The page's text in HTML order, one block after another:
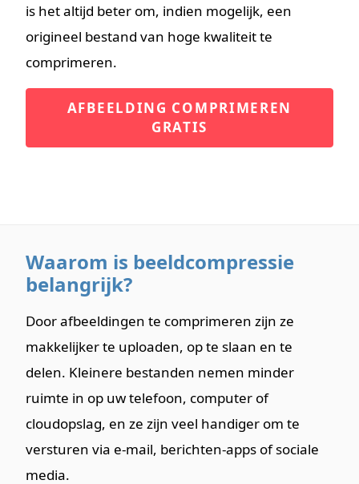
is het altijd beter om, indien mogelijk, een
origineel bestand van hoge kwaliteit te
comprimeren.
AFBEELDING COMPRIMEREN
GRATIS
Waarom is beeldcompressie
belangrijk?
Door afbeeldingen te comprimeren zijn ze
makkelijker te uploaden, op te slaan en te
delen. Kleinere bestanden nemen minder
ruimte in op uw telefoon, computer of
cloudopslag, en ze zijn veel handiger om te
versturen via e-mail, berichten-apps of sociale
media.